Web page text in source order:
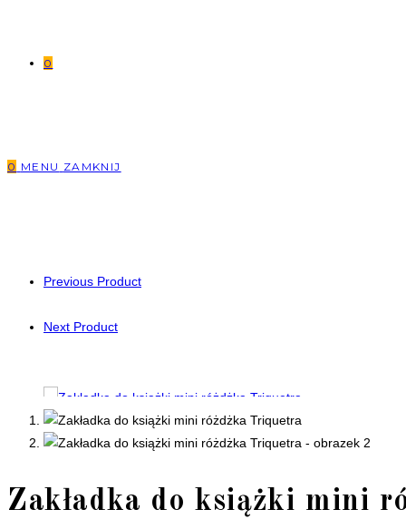
0
0 MENU ZAMKNIJ
Previous Product
Next Product
Zakładka do książki mini